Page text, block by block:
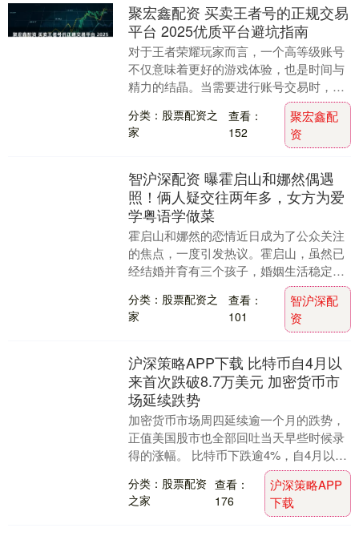
聚宏鑫配资 买卖王者号的正规交易
平台 2025优质平台避坑指南
对于王者荣耀玩家而言，一个高等级账号
不仅意味着更好的游戏体验，也是时间与
精力的结晶。当需要进行账号交易时，如
何避开黑产陷阱、选择靠谱平台，成为玩
家最关心的问题。....
分类：股票配资之
家
查看：
152
聚宏鑫配
资
智沪深配资 曝霍启山和娜然偶遇
照！俩人疑交往两年多，女方为爱
学粤语学做菜
霍启山和娜然的恋情近日成为了公众关注
的焦点，一度引发热议。霍启山，虽然已
经结婚并育有三个孩子，婚姻生活稳定已
有十几年，但他的两个弟弟却始终没有透
露结婚的打算，成....
分类：股票配资之
家
查看：
101
智沪深配
资
沪深策略APP下载 比特币自4月以
来首次跌破8.7万美元 加密货币市
场延续跌势
加密货币市场周四延续逾一个月的跌势，
正值美国股市也全部回吐当天早些时候录
得的涨幅。 比特币下跌逾4%，自4月以来
首次跌破8.7万美元。市场难以吸引新的买
盘，而今....
分类：股票配资
之家
查看：
176
沪深策略APP
下载